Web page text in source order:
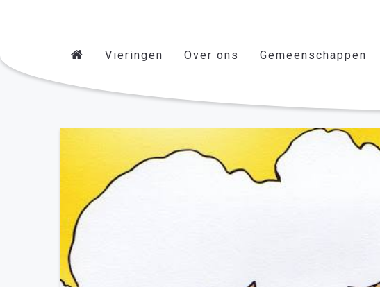
Vieringen Over ons Gemeenschappen